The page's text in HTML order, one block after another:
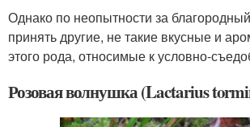
Однако по неопытности за
принять другие, не такие вкусные и
этого рода, относимые к условно-
Розовая волнушка (Lactarius